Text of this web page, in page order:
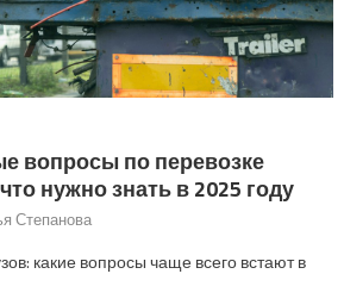
вопросы по перевозке
нужно знать в 2025 году
Степанова
какие вопросы чаще всего встают в